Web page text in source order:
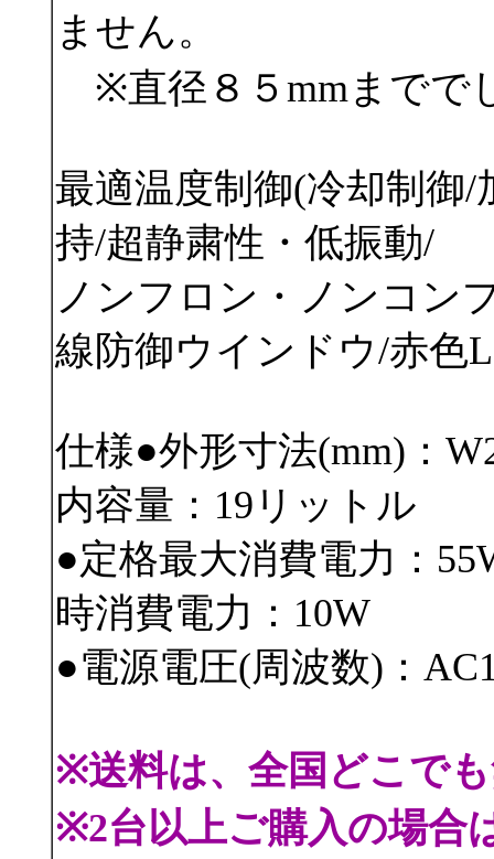
ません。
※直径８５mmまでで
最適温度制御(冷却制御/
持/超静粛性・低振動/
ノンフロン・ノンコン
線防御ウインドウ/赤色
仕様●外形寸法(mm)：
内容量：19リットル
●定格最大消費電力：
時消費電力：10W
●電源電圧(周波数)：
※送料は、全国どこで
※2台以上ご購入の場合